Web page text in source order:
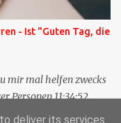
tun, als die
in ein bestimmtes
Trackbacks
Das Trackback-
- Ist "Guten Tag, die
mir mal helfen zwecks
Personen 11:34:52
geehrte Herren,
deliver its services